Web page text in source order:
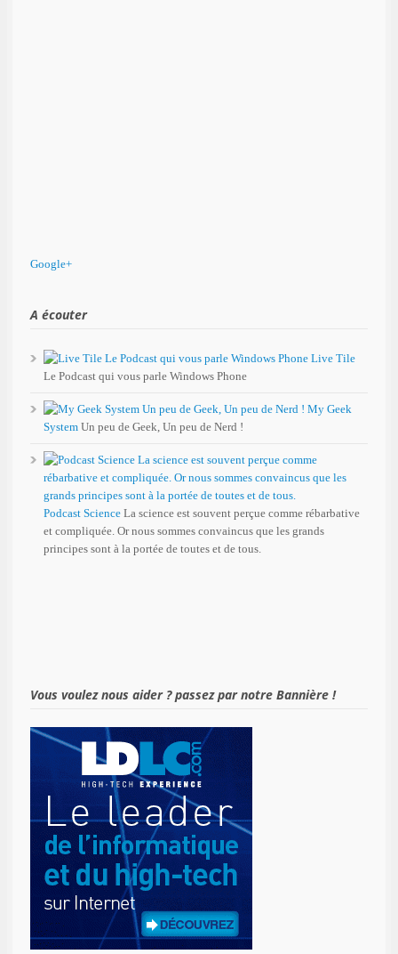
Google+
A écouter
Live Tile
Le Podcast qui vous parle Windows Phone
My Geek
System Un peu de Geek, Un peu de Nerd !
Podcast Science La science est souvent perçue comme rébarbative
et compliquée. Or nous sommes convaincus que les grands
principes sont à la portée de toutes et de tous.
Vous voulez nous aider ? passez par notre Bannière !